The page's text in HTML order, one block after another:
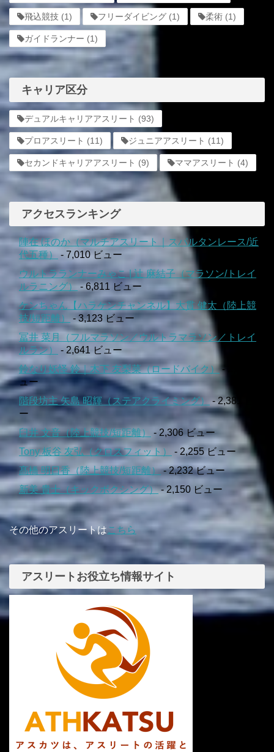
飛込競技 (1) フリーダイビング (1) 柔術 (1)
ガイドランナー (1)
キャリア区分
デュアルキャリアアスリート (93)
プロアスリート (11) ジュニアアスリート (11)
セカンドキャリアアスリート (9) ママアスリート (4)
アクセスランキング
陣在 ほのか（マルチアスリート｜スパルタンレース/近
代五種）
- 7,010 ビュー
ウルトラランナーみゃこ | 辻 麻結子（マラソン/トレイ
ルラニング）- 6,811 ビュー
ケンちゃん【ハラケンチャンネル】大貫 健太（陸上競
技/短距離）
- 3,123 ビュー
冨井 菜月（フルマラソン／ウルトラマラソン／トレイ
ルラン）
- 2,641 ビュー
鈴なり妖怪 鈴｜木下 友梨菜（ロードバイク） - 2,556 ビ
ュー
階段坊主 矢島 昭輝（ステアクライミング） - 2,381 ビュ
ー
臼井 文音（陸上競技/短距離）
- 2,306 ビュー
Tony 板谷 友弘（クロスフィット）
- 2,255 ビュー
髙橋 明日香（陸上競技/短距離）- 2,232 ビュー
新美 貴士（キックボクシング）- 2,150 ビュー
その他のアスリートはこちら
アスリートお役立ち情報サイト